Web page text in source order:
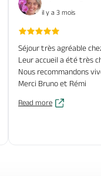
il y a 3 mois
Séjour très agréable
Leur accueil a été très
Nous recommandons
Merci Bruno et Rémi
Read more